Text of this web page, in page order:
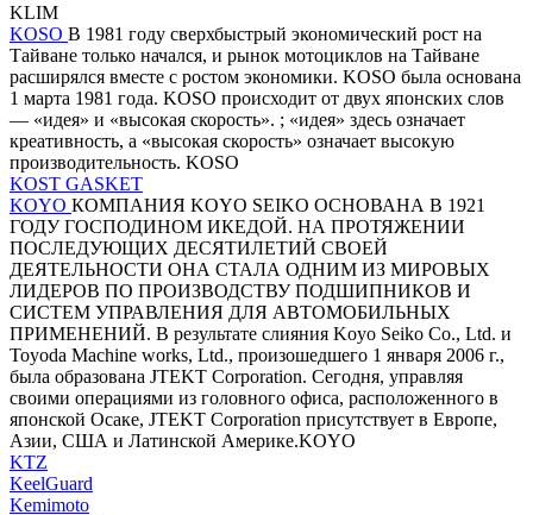
KLIM
KOSO В 1981 году сверхбыстрый экономический рост на
Тайване только начался, и рынок мотоциклов на Тайване
расширялся вместе с ростом экономики. KOSO была основана
1 марта 1981 года. KOSO происходит от двух японских слов
— «идея» и «высокая скорость». ; «идея» здесь означает
креативность, а «высокая скорость» означает высокую
производительность. KOSO
KOST GASKET
KOYO КОМПАНИЯ KOYO SEIKO ОСНОВАНА В 1921
ГОДУ ГОСПОДИНОМ ИКЕДОЙ. НА ПРОТЯЖЕНИИ
ПОСЛЕДУЮЩИХ ДЕСЯТИЛЕТИЙ СВОЕЙ
ДЕЯТЕЛЬНОСТИ ОНА СТАЛА ОДНИМ ИЗ МИРОВЫХ
ЛИДЕРОВ ПО ПРОИЗВОДСТВУ ПОДШИПНИКОВ И
СИСТЕМ УПРАВЛЕНИЯ ДЛЯ АВТОМОБИЛЬНЫХ
ПРИМЕНЕНИЙ. В результате слияния Koyo Seiko Co., Ltd. и
Toyoda Machine works, Ltd., произошедшего 1 января 2006 г.,
была образована JTEKT Corporation. Сегодня, управляя
своими операциями из головного офиса, расположенного в
японской Осаке, JTEKT Corporation присутствует в Европе,
Азии, США и Латинской Америке.KOYO
KTZ
KeelGuard
Kemimoto